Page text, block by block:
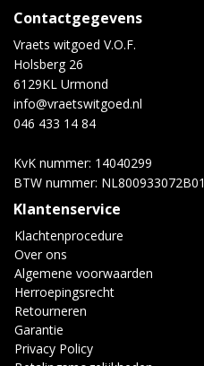
Contactgegevens
Vraets witgoed V.O.F.
Holsberg 26
6129KL Urmond
info@vraetswitgoed.nl
046 433 14 84
KvK nummer: 14040299
BTW nummer: NL800933072B01
Klantenservice
Klachtenprocedure
Over ons
Algemene voorwaarden
Herroepingsrecht
Retourneren
Garantie
Privacy Policy